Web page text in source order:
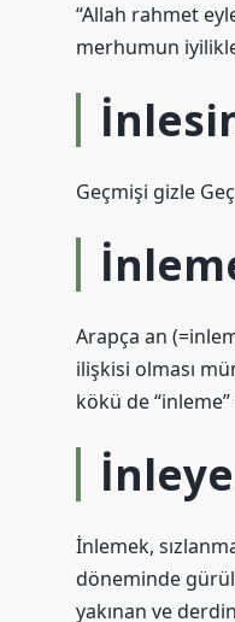
“Allah rahmet
merhumun
Geçmişi gizle
Arapça an
ilişkisi olması
kökü de
İnlemek,
döneminde
yakınan ve